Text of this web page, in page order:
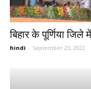
बिहार के पूर्णिया
hindi - September 23, 2022